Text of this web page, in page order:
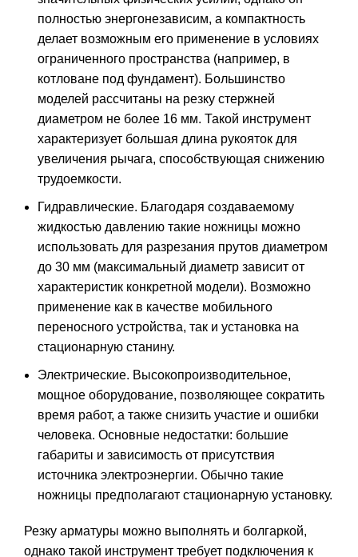
полностью энергонезависим, а компактность
делает возможным его применение в условиях
ограниченного пространства (например, в
котловане под фундамент). Большинство
моделей рассчитаны на резку стержней
диаметром не более 16 мм. Такой инструмент
характеризует большая длина рукояток для
увеличения рычага, способствующая снижению
трудоемкости.
Гидравлические. Благодаря создаваемому
жидкостью давлению такие ножницы можно
использовать для разрезания прутов диаметром
до 30 мм (максимальный диаметр зависит от
характеристик конкретной модели). Возможно
применение как в качестве мобильного
переносного устройства, так и установка на
стационарную станину.
Электрические. Высокопроизводительное,
мощное оборудование, позволяющее сократить
время работ, а также снизить участие и ошибки
человека. Основные недостатки: большие
габариты и зависимость от присутствия
источника электроэнергии. Обычно такие
ножницы предполагают стационарную установку.
Резку арматуры можно выполнять и болгаркой,
однако такой инструмент требует подключения к